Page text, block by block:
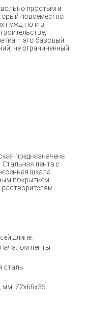
простым и
повсеместно
нужд, но и в
– это базовый
не ограниченный
предназначена
лента с
шкала
покрытием.
длине.
ленты.
сталь.
72х66х35.